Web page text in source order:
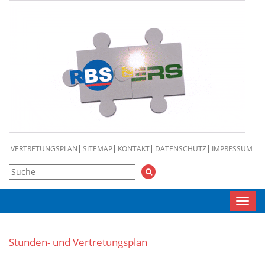
VERTRETUNGSPLAN SITEMAP KONTAKT DATENSCHUTZ IMPRESSUM
Stunden- und Vertretungsplan